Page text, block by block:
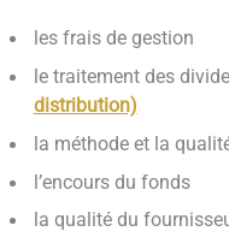
les frais de gestion
le traitement des
distribution)
la méthode et la
l’encours du fonds
la qualité du